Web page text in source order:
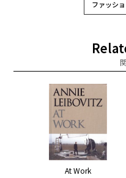
ファッシ
At Work